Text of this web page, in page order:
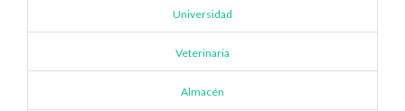
Universidad
Veterinaria
Almacén